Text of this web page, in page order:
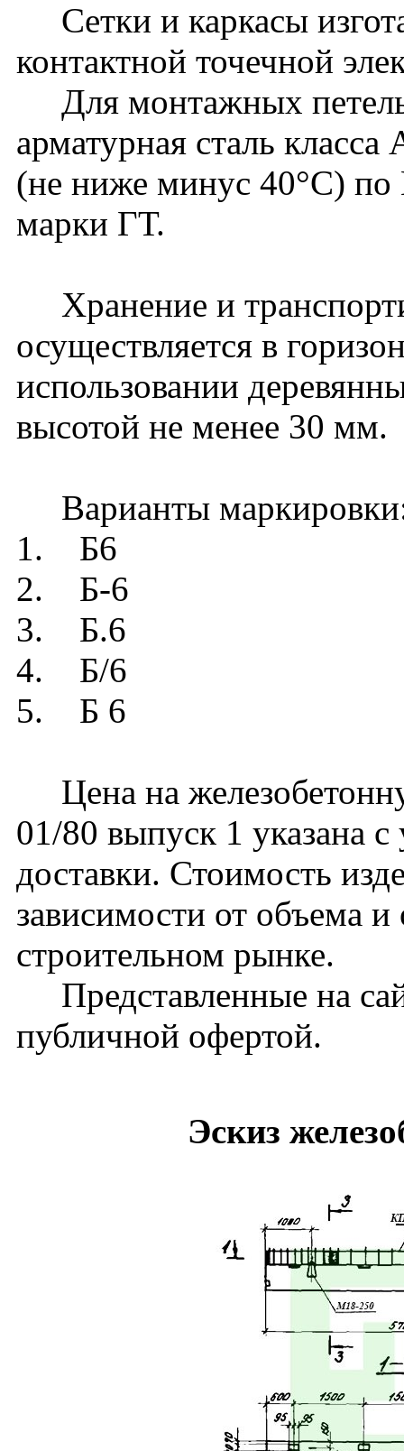
Сетки и каркасы
контактной точечной
Для монтажных петель
арматурная сталь
(не ниже минус 40°С)
марки ГТ.
Хранение и
осуществляется в
использовании
высотой не менее 30 мм.
Варианты
1. Б6
2. Б-6
3. Б.6
4. Б/6
5. Б 6
Цена на
01/80 выпуск 1 указана
доставки. Стоимость
зависимости от объема
строительном рынке.
Представленные на
публичной офертой.
Эскиз